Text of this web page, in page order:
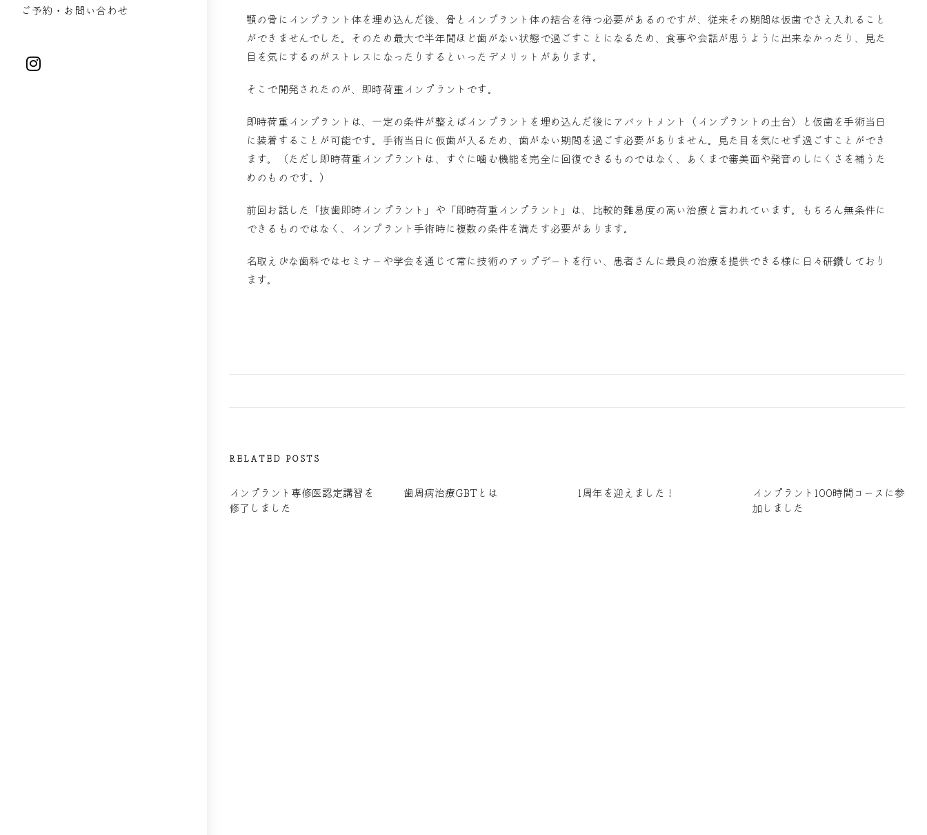
ご予約・お問い合わせ
顎の骨にインプラント体を埋め込んだ後、骨とインプラント体の結合を待つ必要があるのですが、従来その期間は仮歯でさえ入れること
ができませんでした。そのため最大で半年間ほど歯がない状態で過ごすことになるため、食事や会話が思うように出来なかったり、見た
目を気にするのがストレスになったりするといったデメリットがあります。
そこで開発されたのが、即時荷重インプラントです。
即時荷重インプラントは、一定の条件が整えばインプラントを埋め込んだ後にアバットメント（インプラントの土台）と仮歯を手術当日
に装着することが可能です。手術当日に仮歯が入るため、歯がない期間を過ごす必要がありません。見た目を気にせず過ごすことができ
ます。（ただし即時荷重インプラントは、すぐに噛む機能を完全に回復できるものではなく、あくまで審美面や発音のしにくさを補うた
めのものです。）
前回お話した「抜歯即時インプラント」や「即時荷重インプラント」は、比較的難易度の高い治療と言われています。もちろん無条件に
できるものではなく、インプラント手術時に複数の条件を満たす必要があります。
名取えびな歯科ではセミナーや学会を通じて常に技術のアップデートを行い、患者さんに最良の治療を提供できる様に日々研鑽しており
ます。
RELATED POSTS
インプラント専修医認定講習を
修了しました
歯周病治療GBTとは 1周年を迎えました！
インプラント100時間コースに参
加しました